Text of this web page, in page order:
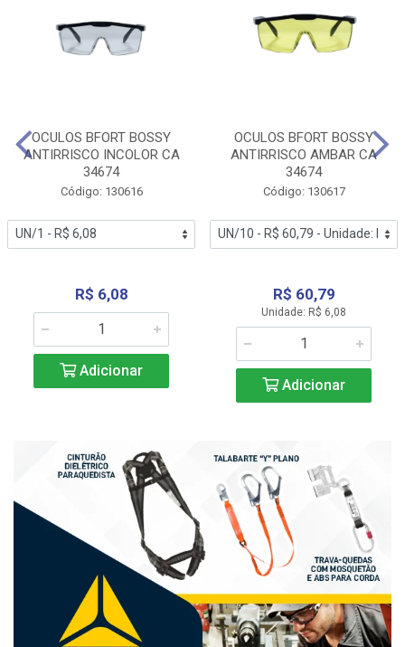
OCULOS BFORT BOSSY
ANTIRRISCO INCOLOR CA
34674
Código: 130616
R$ 6,08
Adicionar
OCULOS BFORT BOSSY
ANTIRRISCO AMBAR CA
34674
Código: 130617
R$ 60,79
Unidade: R$ 6,08
Adicionar